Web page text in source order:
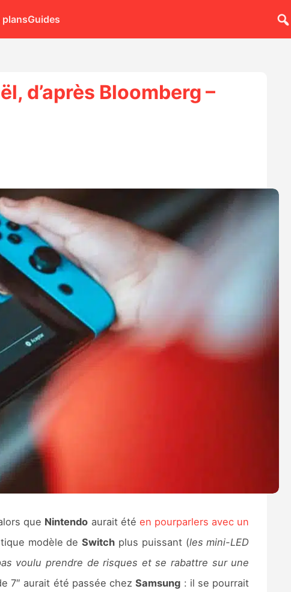
plansGuides
d’après Bloomberg –
que Nintendo aurait été en pourparlers avec un
modèle deSwitch plus puissant (les mini-LED
voulu prendre de risques et se rabattre sur une
7″ aurait été passée chezSamsung : il se pourrait